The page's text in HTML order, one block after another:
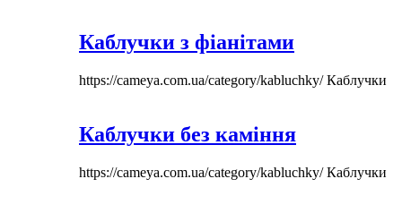
Каблучки з фіанітами
https://cameya.com.ua/category/kabluchky/Каблучки
Каблучки без каміння
https://cameya.com.ua/category/kabluchky/Каблучки